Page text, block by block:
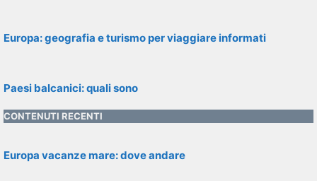
Europa: geografia e turismo per viaggiare informati
Paesi balcanici: quali sono
CONTENUTI RECENTI
Europa vacanze mare: dove andare